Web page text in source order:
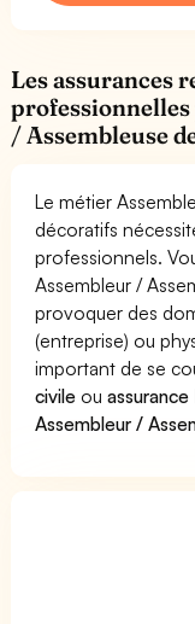
Les assurances
/ Assembleuse
Le métier
décoratifs
professionnels.
Assembleur /
provoquer des
(entreprise) ou
important de se
civile ou
Assembleur /